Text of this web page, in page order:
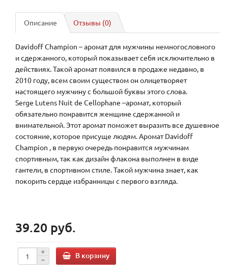
Описание Отзывы (0)
Davidoff Champion – аромат для мужчины немногословного
и сдержанного, который показывает себя исключительно в
действиях. Такой аромат появился в продаже недавно, в
2010 году, всем своим существом он олицетворяет
настоящего мужчину с большой буквы этого слова.
Serge Lutens Nuit de Cellophane –аромат, который
обязательно понравится женщине сдержанной и
внимательной. Этот аромат поможет выразить все душевное
состояние, которое присуще людям. Аромат Davidoff
Champion , в первую очередь понравится мужчинам
спортивным, так как дизайн флакона выполнен в виде
гантели, в спортивном стиле. Такой мужчина знает, как
покорить сердце избранницы с первого взгляда.
39.20 руб.
В корзину